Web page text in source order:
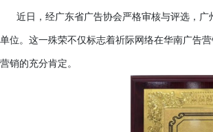
近日，经广东省广告协会严格审核与评选，
单位。这一殊荣不仅标志着祈际网络在华南广告
营销的充分肯定。